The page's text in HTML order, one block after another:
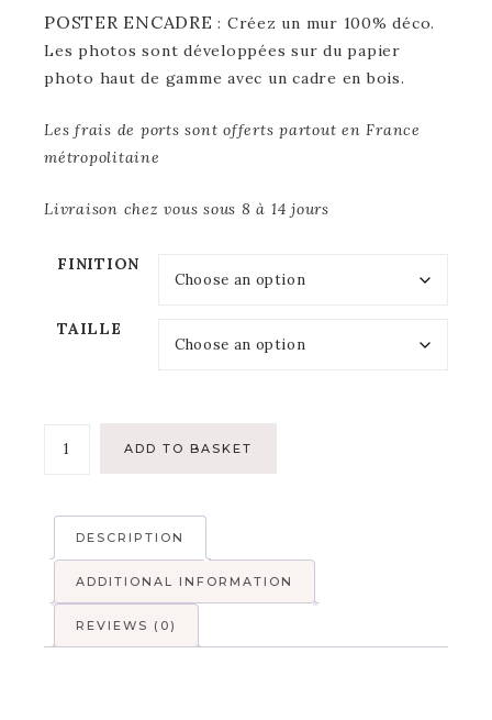
POSTER ENCADRE : Créez un mur 100% déco.
Les photos sont développées sur du papier
photo haut de gamme avec un cadre en bois.
Les frais de ports sont offerts partout en France
métropolitaine
Livraison chez vous sous 8 à 14 jours
FINITION
TAILLE
ADD TO BASKET
DESCRIPTION
ADDITIONAL INFORMATION
REVIEWS (0)